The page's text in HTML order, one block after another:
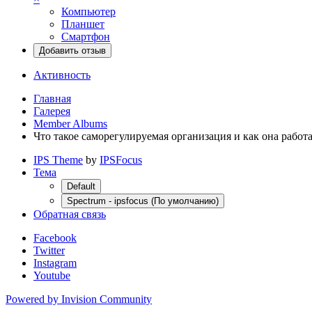
Компьютер
Планшет
Смартфон
Добавить отзыв
Активность
Главная
Галерея
Member Albums
Что такое саморегулируемая организация и как она
IPS Theme by IPSFocus
Тема
Default
Spectrum - ipsfocus (По умолчанию)
Обратная связь
Facebook
Twitter
Instagram
Youtube
Powered by Invision Community